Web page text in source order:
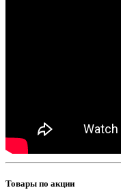
Товары по акции